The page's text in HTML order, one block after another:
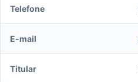
Telefone
E-mail
Titular